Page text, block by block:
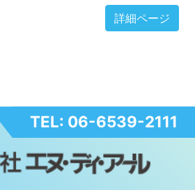
詳細ページ
TEL: 06-6539-2111